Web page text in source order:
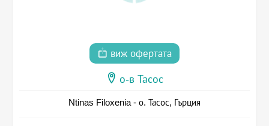
виж офертата
о-в Тасос
Ntinas Filoxenia - о. Тасос, Гърция